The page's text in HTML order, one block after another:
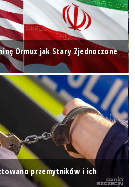
Ormuz jak Stany Zjednoczone
przemytników i ich